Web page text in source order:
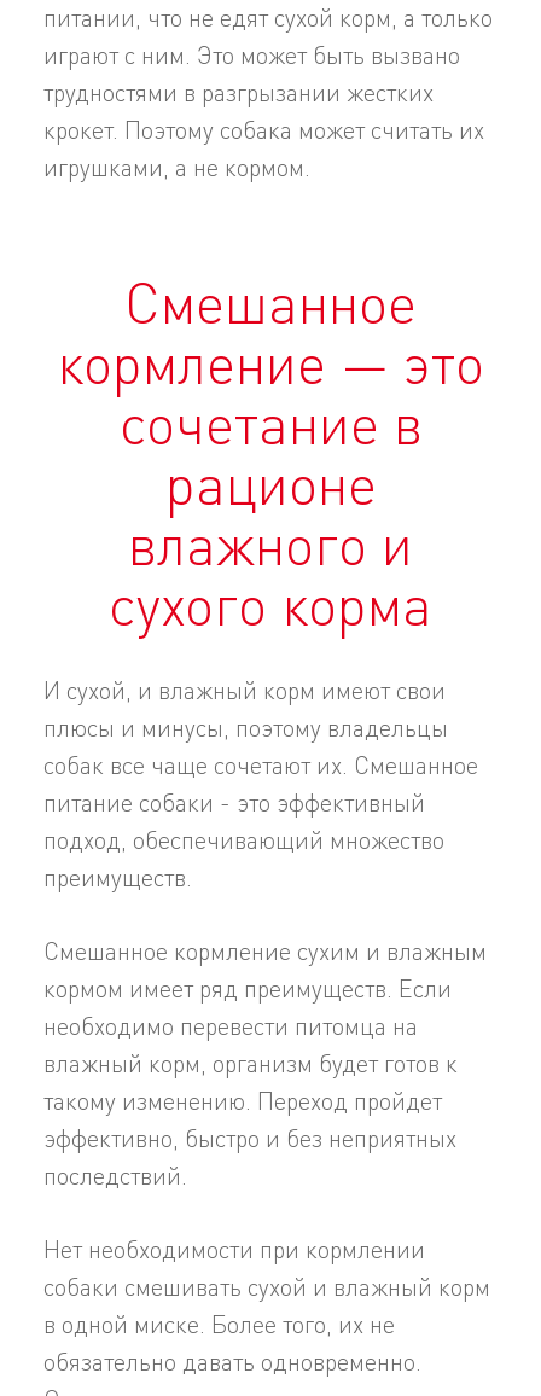
питании, что не едят сухой корм, а только
играют с ним. Это может быть вызвано
трудностями в разгрызании жестких
крокет. Поэтому собака может считать их
игрушками, а не кормом.
Смешанное
кормление — это
сочетание в
рационе
влажного и
сухого корма
И сухой, и влажный корм имеют свои
плюсы и минусы, поэтому владельцы
собак все чаще сочетают их. Смешанное
питание собаки - это эффективный
подход, обеспечивающий множество
преимуществ.
Смешанное кормление сухим и влажным
кормом имеет ряд преимуществ. Если
необходимо перевести питомца на
влажный корм, организм будет готов к
такому изменению. Переход пройдет
эффективно, быстро и без неприятных
последствий.
Нет необходимости при кормлении
собаки смешивать сухой и влажный корм
в одной миске. Более того, их не
обязательно давать одновременно.